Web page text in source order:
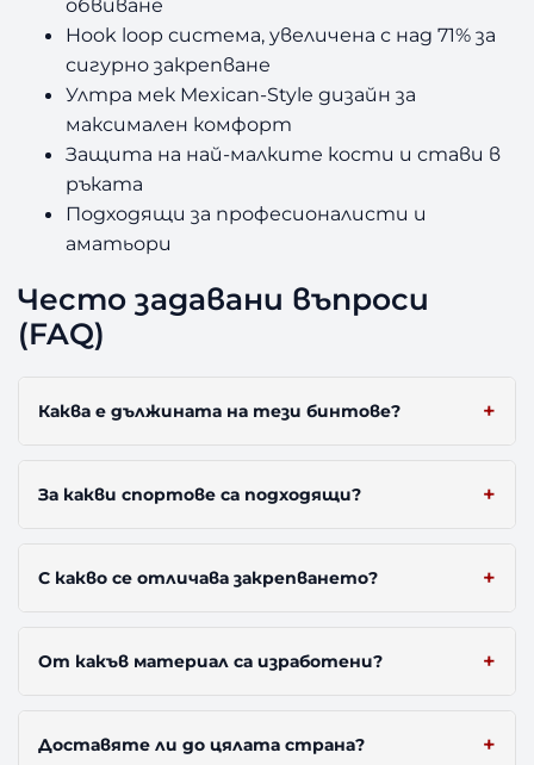
Hook loop система, увеличена с над 71% за
сигурно закрепване
Ултра мек Mexican-Style дизайн за
максимален комфорт
Защита на най-малките кости и стави в
ръката
Подходящи за професионалисти и
аматьори
Често задавани въпроси
(FAQ)
Каква е дължината на тези бинтове?
За какви спортове са подходящи?
С какво се отличава закрепването?
От какъв материал са изработени?
Доставяте ли до цялата страна?